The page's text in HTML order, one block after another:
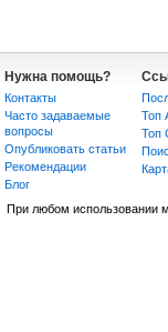
Нужна помощь?
Контакты
Часто задаваемые
вопросы
Опубликовать статьи
Рекомендации
Блог
Топ
Топ
При любом использовании